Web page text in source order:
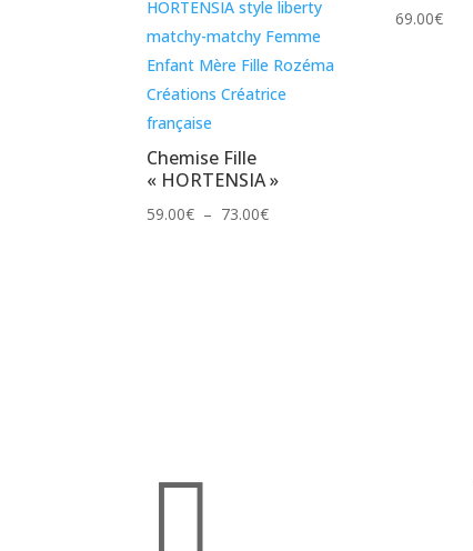
Chemise Fille
« HORTENSIA »
59.00€ – 73.00€Plage
69.00€
